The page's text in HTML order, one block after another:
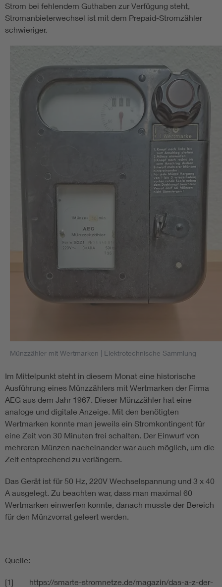
Strom bei fehlendem Guthaben zur Verfügung steht,
Stromanbieterwechsel ist mit dem Prepaid-Stromzähler
schwieriger.
Münzzähler mit Wertmarken | Elektrotechnische Sammlung
Im Mittelpunkt steht in diesem Monat eine historische
Ausführung eines Münzzählers mit Wertmarken der Firma
AEG aus dem Jahr 1967. Dieser Münzzähler hat eine
analoge und digitale Anzeige. Mit den benötigten
Wertmarken konnte man jeweils ein Stromkontingent für
eine Zeit von 30 Minuten frei schalten. Der Einwurf von
mehreren Münzen nacheinander war auch möglich, um die
Zeit entsprechend zu verlängern.
Das Gerät ist für 50 Hz, 220V Wechselspannung und 3 x 40
A ausgelegt. Zu beachten war, dass man maximal 60
Wertmarken einwerfen konnte, danach musste der Bereich
für den Münzvorrat geleert werden.
Quelle:
[1] https://smarte-stromnetze.de/magazin/das-a-z-der-